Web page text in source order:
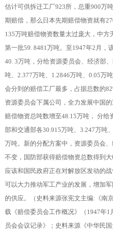
估计可供拆迁工厂923所，总重900万
期赔偿，那么日本先期赔偿物资就有
135万吨赔偿物资数量太过庞大，中方
第一批59. 8481万吨。至1947年2月，
40. 3万吨，分给资源委员会、经济部
吨、2.377万吨、1.2846万吨、0.05万
会分到的赔偿工厂最多，占据总数的
资源委员会下属公司，全力发展中国
赔偿物资总吨数增至48.15万吨， 分
部和交通部各30.915万吨、3.247万吨
万吨。新的分配方案中，资源委员会
不变，国防部获得赔偿物资总数得到
应该和国民政府正在对解放区发动的
可以大力推动军工产业的发展，增加
的供应。（史料来源张宪文主编:《南
载《赔偿委员会工作概况》（1947年
员会会议记录》；史料来源《中华民